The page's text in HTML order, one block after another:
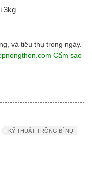
3kg
và tiêu thụ trong ngày.
Cấm sao
KỸ THUẬT TRỒNG BÍ NỤ